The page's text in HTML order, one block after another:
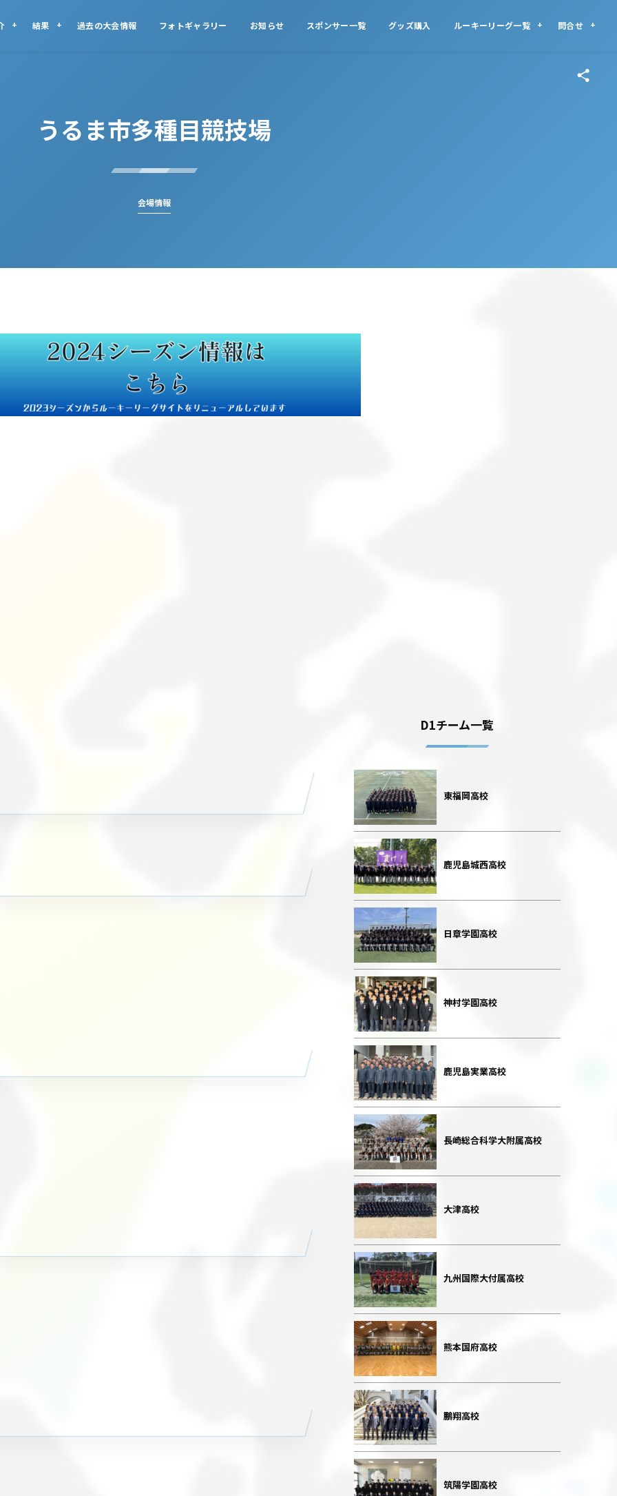
結果 過去の大会情報 フォトギャラリー お知らせ スポンサー一覧 グッズ購入 ルーキーリーグ一覧 問合せ
うるま市多種目競技場
会場情報
D1チーム一覧
東福岡高校
鹿児島城西高校
日章学園高校
神村学園高校
鹿児島実業高校
長崎総合科学大附属高校
大津高校
九州国際大付属高校
熊本国府高校
鵬翔高校
筑陽学園高校